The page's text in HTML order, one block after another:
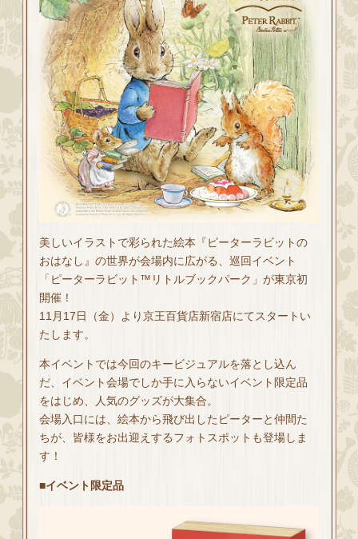
美しいイラストで彩られた絵本『ピーターラビットの
おはなし』の世界が会場内に広がる、巡回イベント
「ピーターラビット™リトルブックパーク」が東京初
開催！
11月17日（金）より京王百貨店新宿店にてスタートい
たします。
本イベントでは今回のキービジュアルを落とし込ん
だ、イベント会場でしか手に入らないイベント限定品
をはじめ、人気のグッズが大集合。
会場入口には、絵本から飛び出したピーターと仲間た
ちが、皆様をお出迎えするフォトスポットも登場しま
す！
■イベント限定品